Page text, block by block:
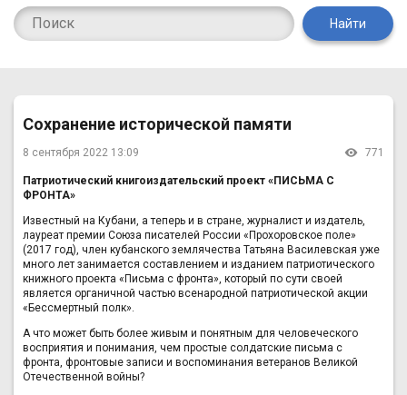
Найти
Сохранение исторической памяти
8 сентября 2022 13:09 771
Патриотический книгоиздательский проект «ПИСЬМА С
ФРОНТА»
Известный на Кубани, а теперь и в стране, журналист и издатель,
лауреат премии Союза писателей России «Прохоровское поле»
(2017 год), член кубанского землячества Татьяна Василевская уже
много лет занимается составлением и изданием патриотического
книжного проекта «Письма с фронта», который по сути своей
является органичной частью всенародной патриотической акции
«Бессмертный полк».
А что может быть более живым и понятным для человеческого
восприятия и понимания, чем простые солдатские письма с
фронта, фронтовые записи и воспоминания ветеранов Великой
Отечественной войны?